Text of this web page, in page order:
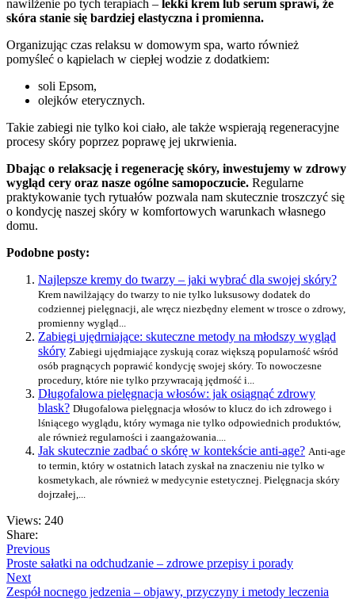
nawilżenie po tych terapiach – lekki krem lub serum sprawi, że
skóra stanie się bardziej elastyczna i promienna.
Organizując czas relaksu w domowym spa, warto również
pomyśleć o kąpielach w ciepłej wodzie z dodatkiem:
soli Epsom,
olejków eterycznych.
Takie zabiegi nie tylko koi ciało, ale także wspierają regeneracyjne
procesy skóry poprzez poprawę jej ukrwienia.
Dbając o relaksację i regenerację skóry, inwestujemy w zdrowy
wygląd cery oraz nasze ogólne samopoczucie. Regularne
praktykowanie tych rytuałów pozwala nam skutecznie troszczyć się
o kondycję naszej skóry w komfortowych warunkach własnego
domu.
Podobne posty:
Najlepsze kremy do twarzy – jaki wybrać dla swojej skóry?
Krem nawilżający do twarzy to nie tylko luksusowy dodatek do
codziennej pielęgnacji, ale wręcz niezbędny element w trosce o zdrowy,
promienny wygląd...
Zabiegi ujędrniające: skuteczne metody na młodszy wygląd
skóry Zabiegi ujędrniające zyskują coraz większą popularność wśród
osób pragnących poprawić kondycję swojej skóry. To nowoczesne
procedury, które nie tylko przywracają jędrność i...
Długofalowa pielęgnacja włosów: jak osiągnąć zdrowy
blask? Długofalowa pielęgnacja włosów to klucz do ich zdrowego i
lśniącego wyglądu, który wymaga nie tylko odpowiednich produktów,
ale również regularności i zaangażowania....
Jak skutecznie zadbać o skórę w kontekście anti-age? Anti-age
to termin, który w ostatnich latach zyskał na znaczeniu nie tylko w
kosmetykach, ale również w medycynie estetycznej. Pielęgnacja skóry
dojrzałej,...
Views: 240
Share:
Previous
Proste sałatki na odchudzanie – zdrowe przepisy i porady
Next
Zespół nocnego jedzenia – objawy, przyczyny i metody leczenia